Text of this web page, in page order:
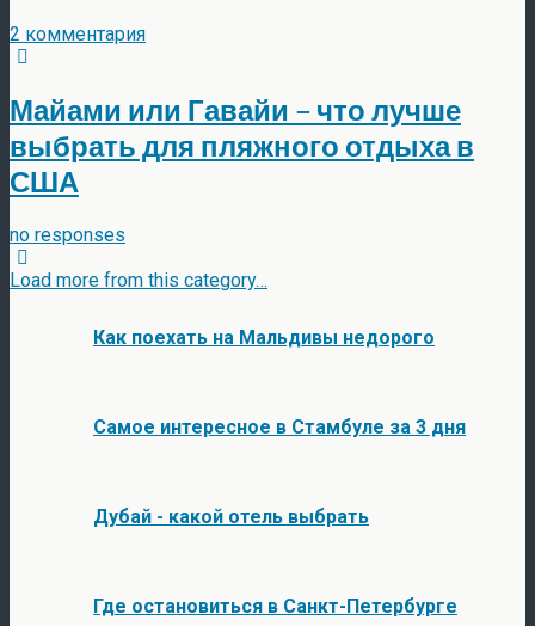
2 комментария
Майами или Гавайи – что лучше
выбрать для пляжного отдыха в
США
no responses
Load more from this category…
Как поехать на Мальдивы недорого
Самое интересное в Стамбуле за 3 дня
Дубай - какой отель выбрать
Где остановиться в Санкт-Петербурге